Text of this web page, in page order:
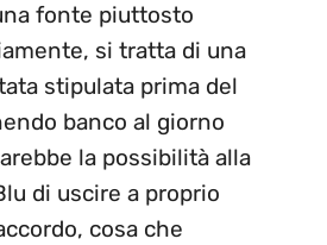
fonte piuttosto
si tratta di una
stipulata prima del
banco al giorno
la possibilità alla
di uscire a proprio
cosa che